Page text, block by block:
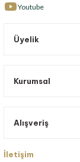
Youtube
Üyelik
Kurumsal
Alışveriş
İletişim